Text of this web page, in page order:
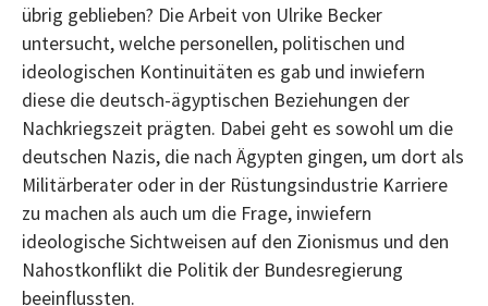
übrig geblieben? Die Arbeit von Ulrike Becker
untersucht, welche personellen, politischen und
ideologischen Kontinuitäten es gab und inwiefern
diese die deutsch-ägyptischen Beziehungen der
Nachkriegszeit prägten. Dabei geht es sowohl um die
deutschen Nazis, die nach Ägypten gingen, um dort als
Militärberater oder in der Rüstungsindustrie Karriere
zu machen als auch um die Frage, inwiefern
ideologische Sichtweisen auf den Zionismus und den
Nahostkonflikt die Politik der Bundesregierung
beeinflussten.